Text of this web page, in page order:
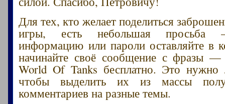
Для тех, кто желает поделиться
игры, есть небольшая просьба
информацию или пароли оставляйте в
начинайте своё сообщение с фразы —
World Of Tanks бесплатно. Это нужно
чтобы выделить их из массы
комментариев на разные темы.